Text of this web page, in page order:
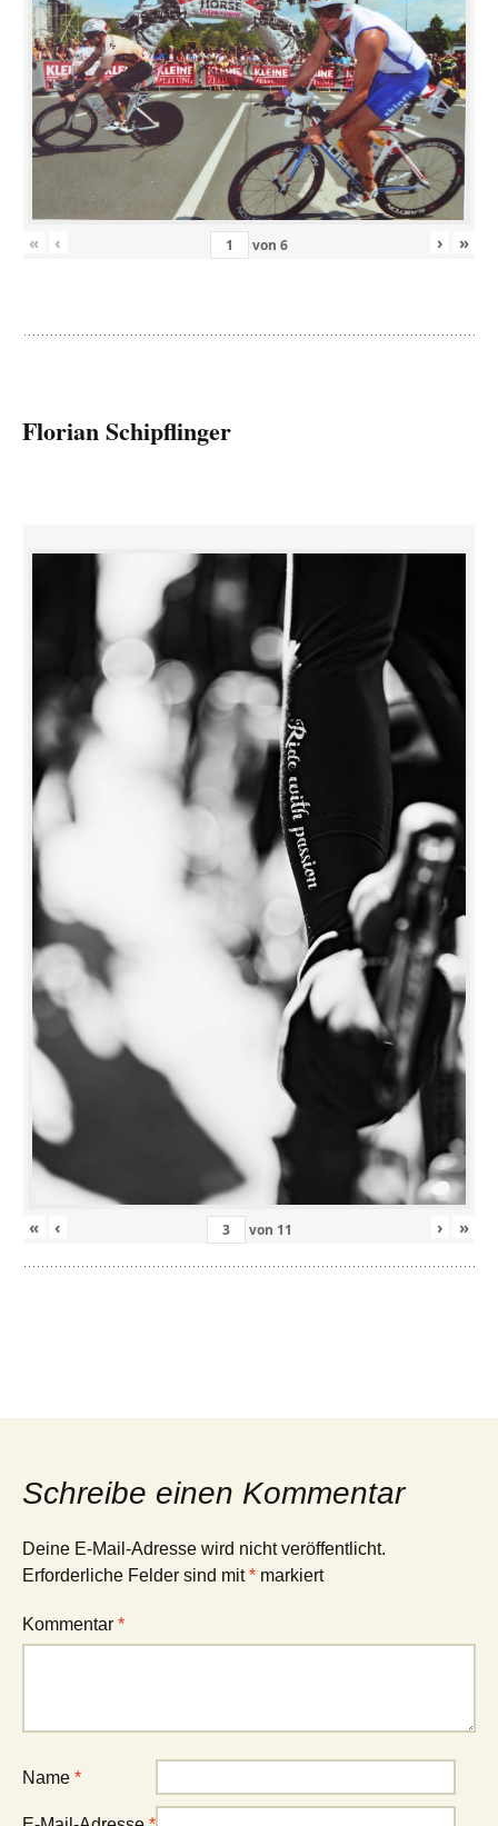
« ‹ von 6 › »
Florian Schipflinger
« ‹ von 11 › »
Schreibe einen Kommentar
Deine E-Mail-Adresse wird nicht veröffentlicht.
Erforderliche Felder sind mit* markiert
Kommentar *
Name *